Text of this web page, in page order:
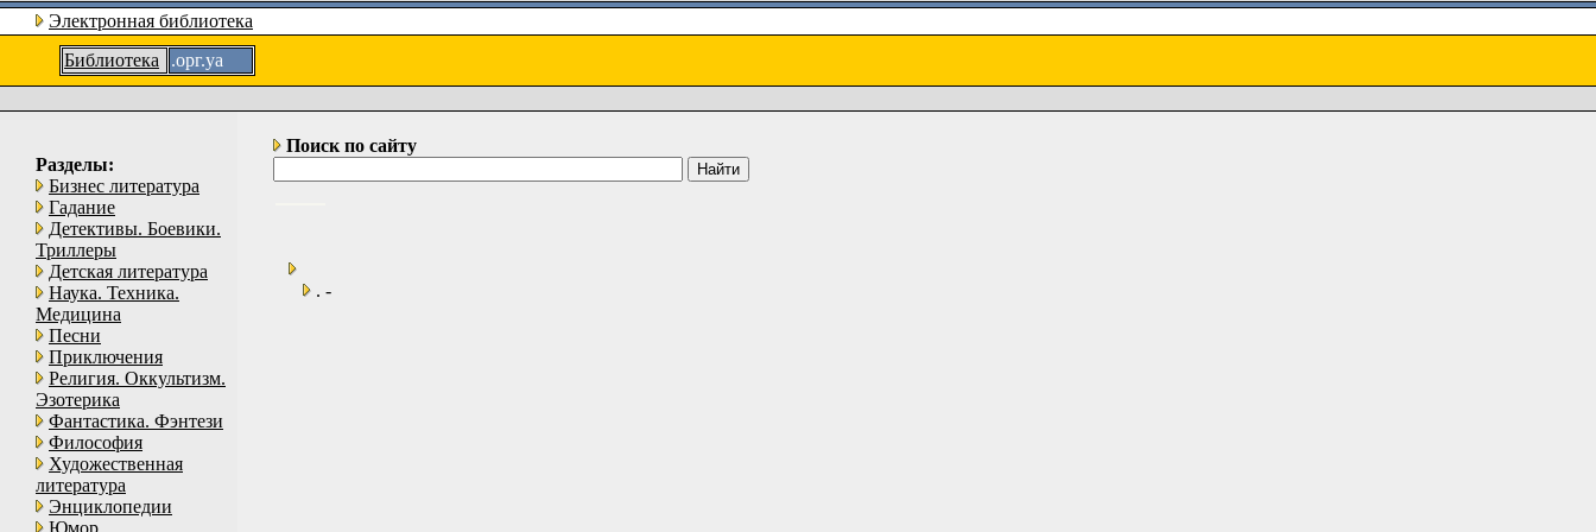
Электронная библиотека
Библиотека
.орг.уа
Разделы:
Бизнес литература
Гадание
Детективы. Боевики.
Триллеры
Детская литература
Наука. Техника.
Медицина
Песни
Приключения
Религия. Оккультизм.
Эзотерика
Фантастика. Фэнтези
Философия
Художественная
литература
Энциклопедии
Юмор
Поиск по сайту
. -